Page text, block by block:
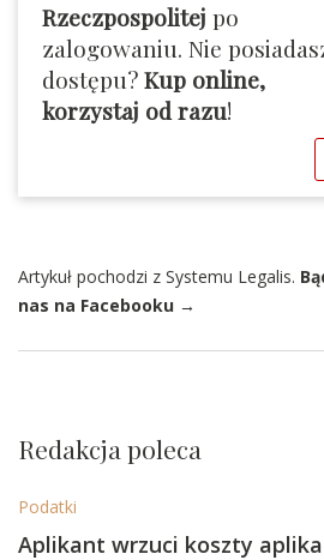
Rzeczpospolitej po
zalogowaniu. Nie
dostępu?Kup online,
korzystaj od razu!
Artykuł pochodzi z Systemu Legalis.
nas na Facebooku →
Redakcja poleca
Podatki
Aplikant wrzuci koszty